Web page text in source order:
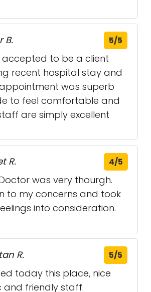
B. 5/5
accepted to be a client
recent hospital stay and
was superb
to feel comfortable and
are simply excellent
R. 4/5
was very thourgh.
to my concerns and took
into consideration.
R. 5/5
today this place, nice
and friendly staff.